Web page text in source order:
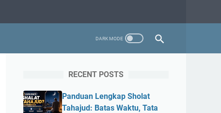
RECENT POSTS
Panduan Lengkap Sholat
Tahajud: Batas Waktu, Tata